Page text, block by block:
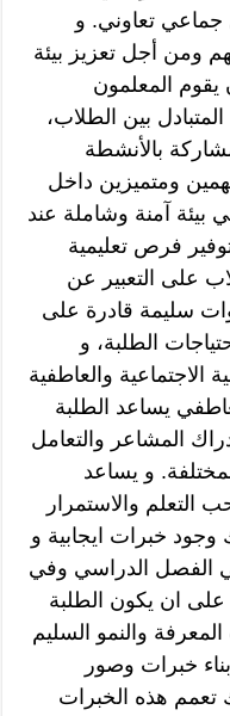
تعاوني. و
ومن أجل تعزيز بيئة
المعلمون
بين الطلاب،
بالأنشطة
ومتميزين داخل
بيئة آمنة وشاملة عند
فرص تعليمية
على التعبير عن
سليمة قادرة على
الطلبة، و
الاجتماعية والعاطفية
يساعد الطلبة
المشاعر والتعامل
و يساعد
التعلم والاستمرار
وجود خبرات ايجابية و
الفصل الدراسي وفي
ان يكون الطلبة
والنمو السليم
خبرات وصور
تعمم هذه الخبرات